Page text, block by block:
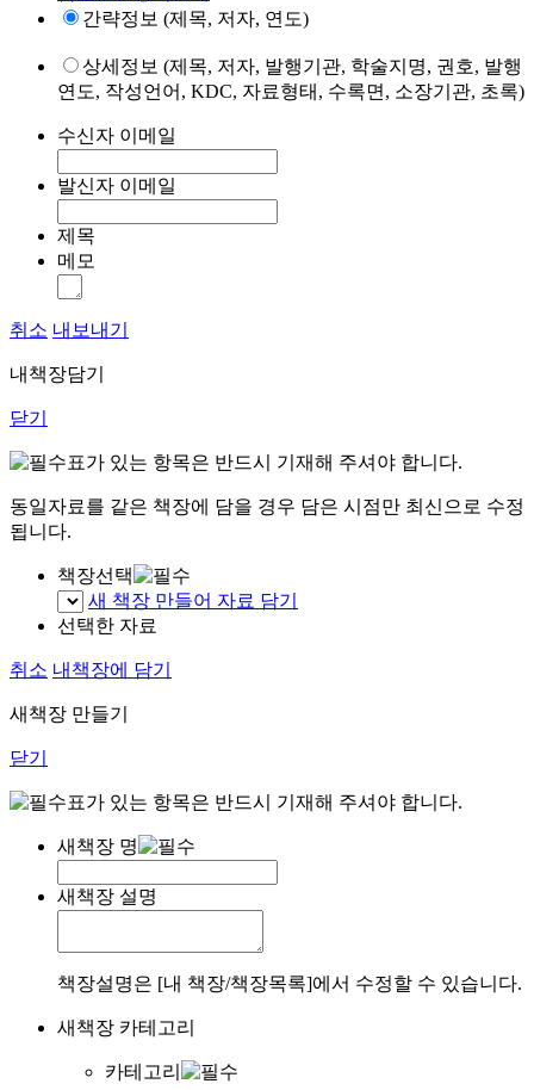
간략정보 (제목, 저자, 연도)
상세정보 (제목, 저자, 발행기관, 학술지명, 권호, 발행
연도, 작성언어, KDC, 자료형태, 수록면, 소장기관, 초록)
수신자 이메일
발신자 이메일
제목
메모
취소 내보내기
내책장담기
닫기
표가 있는 항목은 반드시 기재해 주셔야 합니다.
동일자료를 같은 책장에 담을 경우 담은 시점만 최신으로 수정
됩니다.
책장선택
새 책장 만들어 자료 담기
선택한 자료
취소 내책장에 담기
새책장 만들기
닫기
표가 있는 항목은 반드시 기재해 주셔야 합니다.
새책장 명
새책장 설명
책장설명은 [내 책장/책장목록]에서 수정할 수 있습니다.
새책장 카테고리
카테고리